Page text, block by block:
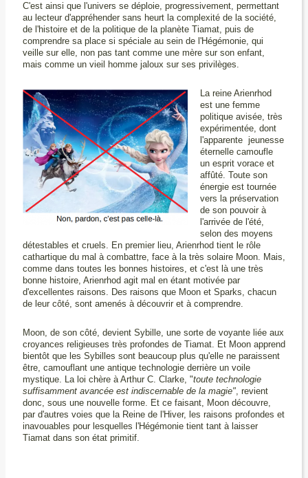
C'est ainsi que l'univers se déploie, progressivement, permettant
au lecteur d'appréhender sans heurt la complexité de la société,
de l'histoire et de la politique de la planète Tiamat, puis de
comprendre sa place si spéciale au sein de l'Hégémonie, qui
veille sur elle, non pas tant comme une mère sur son enfant,
mais comme un vieil homme jaloux sur ses privilèges.
La reine Arienrhod
est une femme
politique avisée, très
expérimentée, dont
l'apparente jeunesse
éternelle camoufle
un esprit vorace et
affûté. Toute son
énergie est tournée
vers la préservation
de son pouvoir à
l'arrivée de l'été,
selon des moyens
détestables et cruels. En premier lieu, Arienrhod tient le rôle
cathartique du mal à combattre, face à la très solaire Moon. Mais,
comme dans toutes les bonnes histoires, et c'est là une très
bonne histoire, Arienrhod agit mal en étant motivée par
d'excellentes raisons. Des raisons que Moon et Sparks, chacun
de leur côté, sont amenés à découvrir et à comprendre.
Moon, de son côté, devient Sybille, une sorte de voyante liée aux
croyances religieuses très profondes de Tiamat. Et Moon apprend
bientôt que les Sybilles sont beaucoup plus qu'elle ne paraissent
être, camouflant une antique technologie derrière un voile
mystique. La loi chère à Arthur C. Clarke, "toute technologie
suffisamment avancée est indiscernable de la magie", revient
donc, sous une nouvelle forme. Et ce faisant, Moon découvre,
par d'autres voies que la Reine de l'Hiver, les raisons profondes et
inavouables pour lesquelles l'Hégémonie tient tant à laisser
Tiamat dans son état primitif.